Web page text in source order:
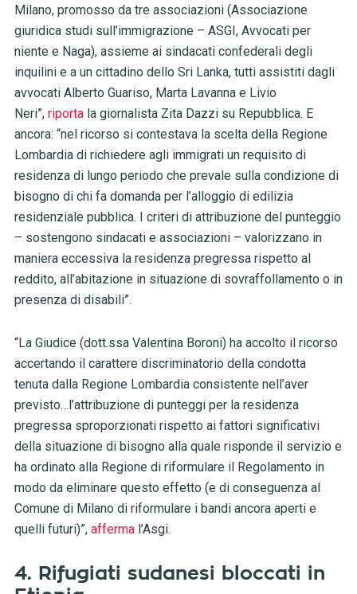
Milano, promosso da tre associazioni (Associazione
giuridica studi sull’immigrazione – ASGI, Avvocati per
niente e Naga), assieme ai sindacati confederali degli
inquilini e a un cittadino dello Sri Lanka, tutti assistiti dagli
avvocati Alberto Guariso, Marta Lavanna e Livio
Neri”, riportala giornalista Zita Dazzi su Repubblica. E
ancora: “nel ricorso si contestava la scelta della Regione
Lombardia di richiedere agli immigrati un requisito di
residenza di lungo periodo che prevale sulla condizione di
bisogno di chi fa domanda per l’alloggio di edilizia
residenziale pubblica. I criteri di attribuzione del punteggio
– sostengono sindacati e associazioni – valorizzano in
maniera eccessiva la residenza pregressa rispetto al
reddito, all’abitazione in situazione di sovraffollamento o in
presenza di disabili”.
“La Giudice (dott.ssa Valentina Boroni) ha accolto il ricorso
accertando il carattere discriminatorio della condotta
tenuta dalla Regione Lombardia consistente nell’aver
previsto…l’attribuzione di punteggi per la residenza
pregressa sproporzionati rispetto ai fattori significativi
della situazione di bisogno alla quale risponde il servizio e
ha ordinato alla Regione di riformulare il Regolamento in
modo da eliminare questo effetto (e di conseguenza al
Comune di Milano di riformulare i bandi ancora aperti e
quelli futuri)”, affermal’Asgi.
4. Rifugiati sudanesi bloccati in